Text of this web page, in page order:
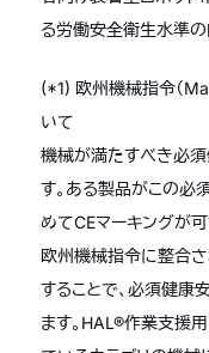
る労働安全衛生水準の
(*1) 欧州機械指令（
いて
機械が満たすべき必
す。ある製品がこの必
めてCEマーキングが
欧州機械指令に整合
することで、必須健康
ます。HAL®作業支援